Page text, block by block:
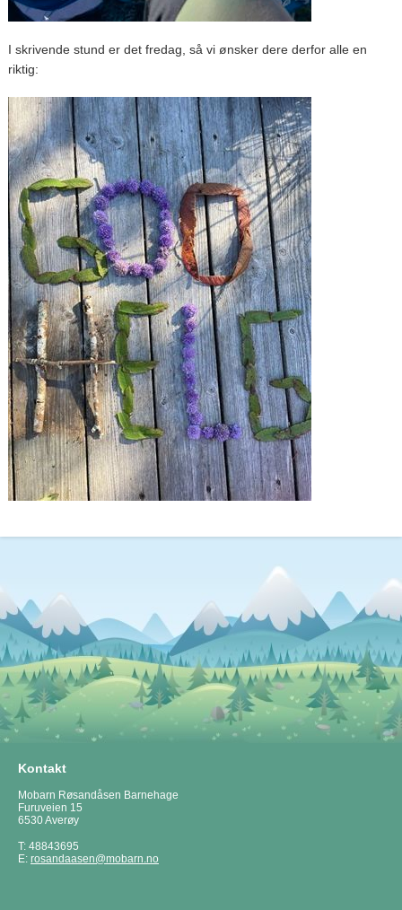
I skrivende stund er det fredag, så vi ønsker dere derfor alle en
riktig:
Kontakt
Mobarn Røsandåsen Barnehage
Furuveien 15
6530 Averøy
T: 48843695
E: rosandaasen@mobarn.no